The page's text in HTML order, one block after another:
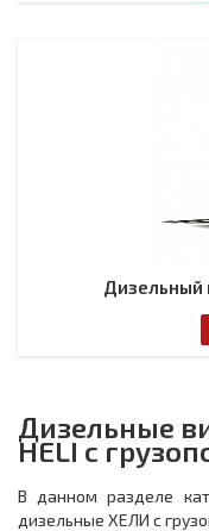
Дизельный
Дизельные
HELI с
В данном разделе
дизельные ХЕЛИ с